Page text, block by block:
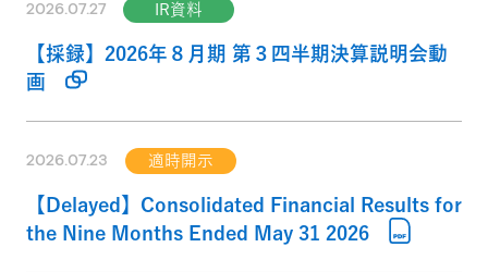
2026.07.27 IR資料
【採録】2026年８月期 第３四半期決算説明会動
画
2026.07.23 適時開示
【Delayed】Consolidated Financial Results for
the Nine Months Ended May 31 2026